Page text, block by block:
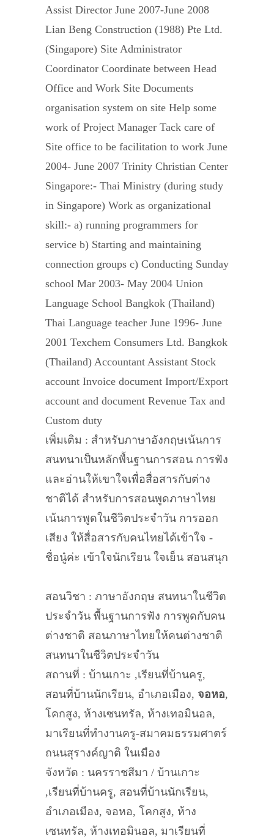
Assist Director June 2007-June 2008
Lian Beng Construction (1988) Pte Ltd.
(Singapore) Site Administrator
Coordinator Coordinate between Head
Office and Work Site Documents
organisation system on site Help some
work of Project Manager Tack care of
Site office to be facilitation to work June
2004- June 2007 Trinity Christian Center
Singapore:- Thai Ministry (during study
in Singapore) Work as organizational
skill:- a) running programmers for
service b) Starting and maintaining
connection groups c) Conducting Sunday
school Mar 2003- May 2004 Union
Language School Bangkok (Thailand)
Thai Language teacher June 1996- June
2001 Texchem Consumers Ltd. Bangkok
(Thailand) Accountant Assistant Stock
account Invoice document Import/Export
account and document Revenue Tax and
Custom duty
เพิ่มเติม : สำหรับภาษาอังกฤษเน้นการ
สนทนาเป็นหลักพื้นฐานการสอน การฟัง
และอ่านให้เขาใจเพื่อสื่อสารกับต่าง
ชาติได้ สำหรับการสอนพูดภาษาไทย
เน้นการพูดในชีวิตประจำวัน การออก
เสียง ให้สื่อสารกับคนไทยได้เข้าใจ -
ชื่อนู๋ค่ะ เข้าใจนักเรียน ใจเย็น สอนสนุก
สอนวิชา : ภาษาอังกฤษ สนทนาในชีวิต
ประจำวัน พื้นฐานการฟัง การพูดกับคน
ต่างชาติ สอนภาษาไทยให้คนต่างชาติ
สนทนาในชีวิตประจำวัน
สถานที่ : บ้านเกาะ ,เรียนที่บ้านครู,
สอนที่บ้านนักเรียน, อำเภอเมือง, จอหอ,
โคกสูง, ห้างเซนทรัล, ห้างเทอมินอล,
มาเรียนที่ทำงานครู-สมาคมธรรมศาตร์
ถนนสุรางค์ญาติ ในเมือง
จังหวัด : นครราชสีมา / บ้านเกาะ
,เรียนที่บ้านครู, สอนที่บ้านนักเรียน,
อำเภอเมือง, จอหอ, โคกสูง, ห้าง
เซนทรัล, ห้างเทอมินอล, มาเรียนที่